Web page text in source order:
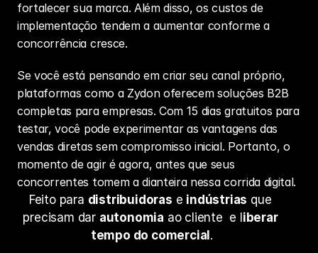
fortalecer sua marca. Além disso, os custos de
implementação tendem a aumentar conforme a
concorrência cresce.
Se você está pensando em criar seu canal próprio,
plataformas como a Zydon oferecem soluções B2B
completas para empresas. Com 15 dias gratuitos para
testar, você pode experimentar as vantagens das
vendas diretas sem compromisso inicial. Portanto, o
momento de agir é agora, antes que seus
concorrentes tomem a dianteira nessa corrida digital.
Feito para distribuidoras e indústrias que
precisam dar autonomia ao cliente  e l iberar
tempo do comercial .